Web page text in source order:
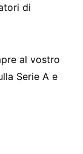
di
al vostro
Serie A e